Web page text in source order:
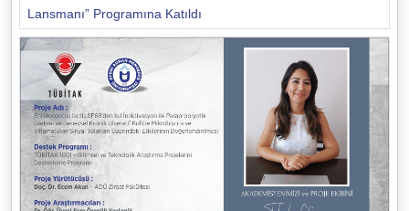
Lansmanı” Programına Katıldı